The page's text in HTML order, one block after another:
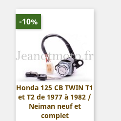
Honda 125 CB TWIN T1
et T2 de 1977 à 1982 /
Neiman neuf et
complet
-10%